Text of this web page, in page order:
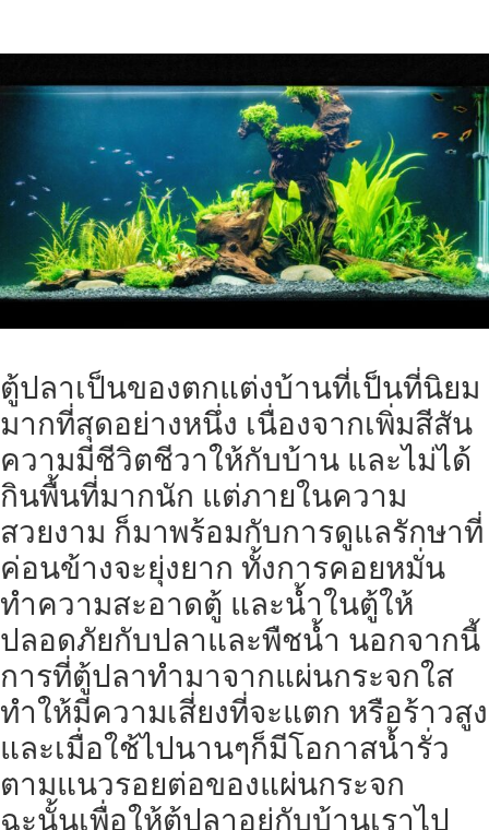
ตู้ปลาเป็นของตกแต่งบ้านที่เป็นที่นิยม
มากที่สุดอย่างหนึ่ง เนื่องจากเพิ่มสีสัน
ความมีชีวิตชีวาให้กับบ้าน และไม่ได้
กินพื้นที่มากนัก แต่ภายในความ
สวยงาม ก็มาพร้อมกับการดูแลรักษาที่
ค่อนข้างจะยุ่งยาก ทั้งการคอยหมั่น
ทำความสะอาดตู้ และน้ำในตู้ให้
ปลอดภัยกับปลาและพืชน้ำ นอกจากนี้
การที่ตู้ปลาทำมาจากแผ่นกระจกใส
ทำให้มีความเสี่ยงที่จะแตก หรือร้าวสูง
และเมื่อใช้ไปนานๆก็มีโอกาสน้ำรั่ว
ตามแนวรอยต่อของแผ่นกระจก
ฉะนั้นเพื่อให้ตู้ปลาอยู่กับบ้านเราไป